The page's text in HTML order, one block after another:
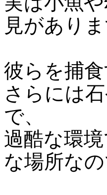
見がありま
彼らを捕
さらには
で、
過酷な環
な場所なの